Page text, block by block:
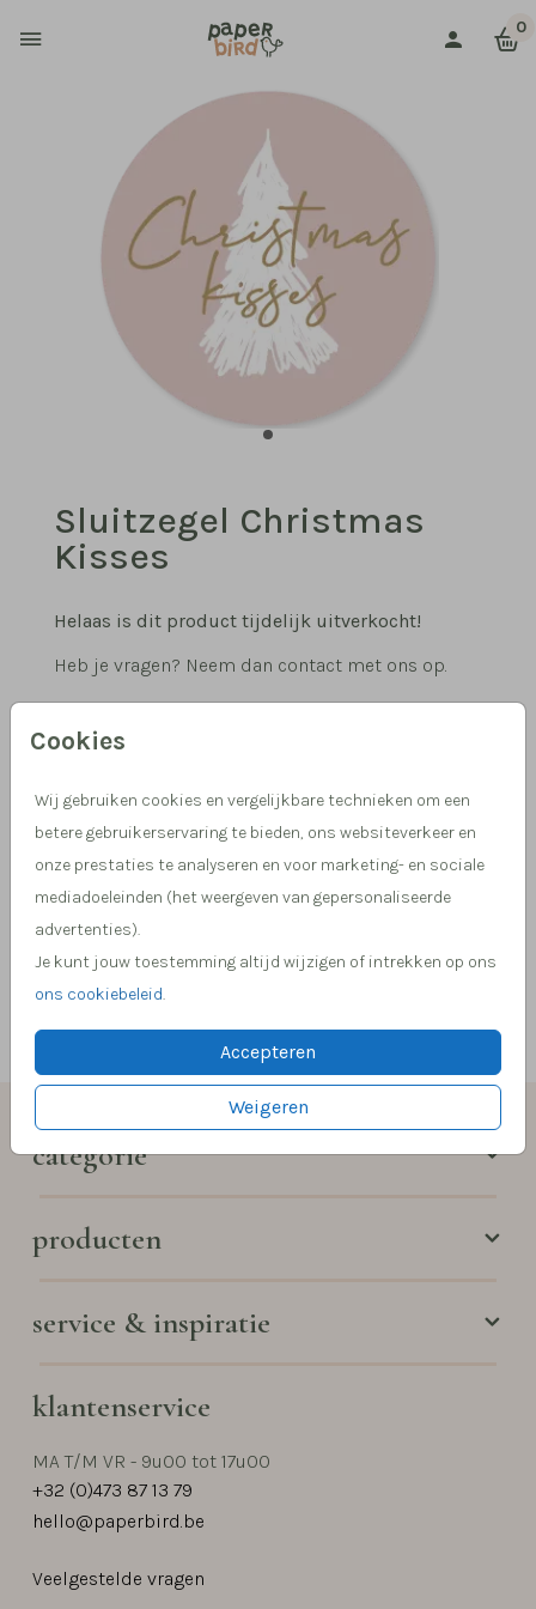
0
Cookies
Wij gebruiken cookies en vergelijkbare technieken om een
betere gebruikerservaring te bieden, ons websiteverkeer en
onze prestaties te analyseren en voor marketing- en sociale
mediadoeleinden (het weergeven van gepersonaliseerde
advertenties).
Je kunt jouw toestemming altijd wijzigen of intrekken op ons
ons cookiebeleid.
Accepteren
Weigeren
Sluitzegel Christmas
Kisses
Helaas is dit product tijdelijk uitverkocht!
Heb je vragen? Neem dan contact met ons op.
Hulp nodig, we helpen je graag!
OMSCHRIJVING
Sluitzegel Christmas Kisses
Prijs: per 25 zegels
categorie
producten
service & inspiratie
klantenservice
MA T/M VR - 9u00 tot 17u00
+32 (0)473 87 13 79
hello@paperbird.be
Veelgestelde vragen